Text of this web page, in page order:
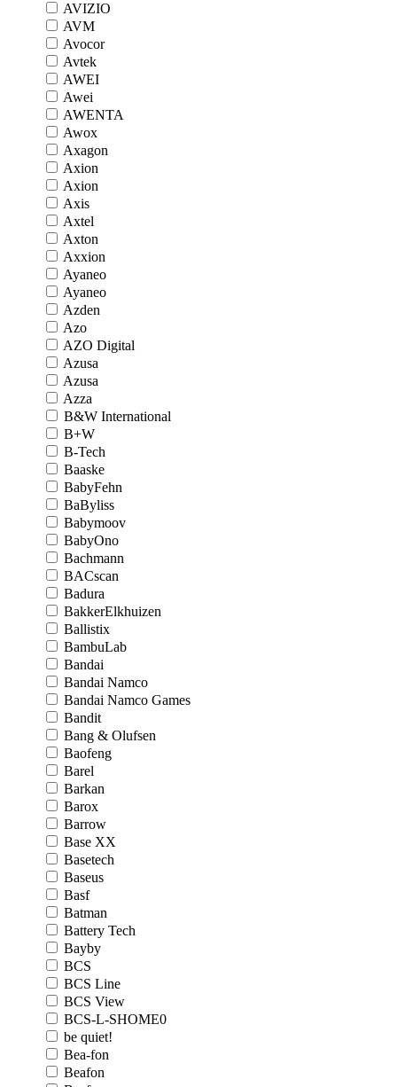
AVIZIO
AVM
Avocor
Avtek
AWEI
Awei
AWENTA
Awox
Axagon
Axion
Axion
Axis
Axtel
Axton
Axxion
Ayaneo
Ayaneo
Azden
Azo
AZO Digital
Azusa
Azusa
Azza
B&W International
B+W
B-Tech
Baaske
BabyFehn
BaByliss
Babymoov
BabyOno
Bachmann
BACscan
Badura
BakkerElkhuizen
Ballistix
BambuLab
Bandai
Bandai Namco
Bandai Namco Games
Bandit
Bang & Olufsen
Baofeng
Barel
Barkan
Barox
Barrow
Base XX
Basetech
Baseus
Basf
Batman
Battery Tech
Bayby
BCS
BCS Line
BCS View
BCS-L-SHOME0
be quiet!
Bea-fon
Beafon